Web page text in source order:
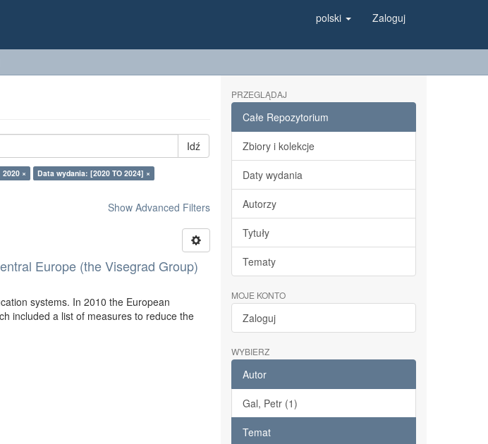
polski Zaloguj
Idź
×
Data wydania: [2020 TO 2024] ×
Show Advanced Filters
Europe (the Visegrad Group)
systems. In 2010 the European
included a list of measures to reduce the
PRZEGLĄDAJ
Całe Repozytorium
Zbiory i kolekcje
Daty wydania
Autorzy
Tytuły
Tematy
MOJE KONTO
Zaloguj
WYBIERZ
Autor
Gal, Petr (1)
Temat